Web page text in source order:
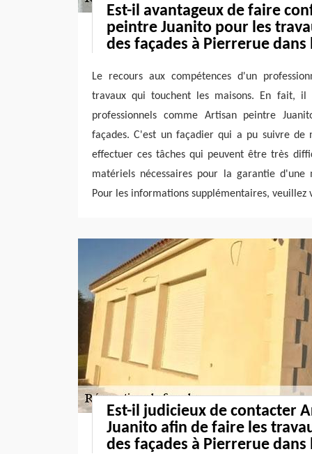
Est-il avantageux de faire
peintre Juanito pour les
des façades à Pierrerue dans
Le recours aux compétences d'un
travaux qui touchent les maisons. En fait, il
professionnels comme Artisan peintre
façades. C'est un façadier qui a pu suivre de
effectuer ces tâches qui peuvent être très
matériels nécessaires pour la garantie
Pour les informations supplémentaires, veuillez
Est-il judicieux de contacter
Juanito afin de faire les
des façades à Pierrerue dans